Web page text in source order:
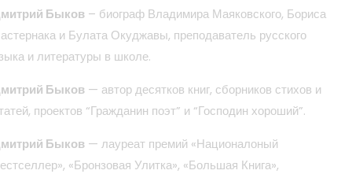
Быков – биограф Владимира Маяковского, Бориса
и Булата Окуджавы, преподаватель русского
и литературы в школе.
Быков — автор десятков книг, сборников стихов и
проектов “Гражданин поэт” и “Господин хороший”.
Быков — лауреат премий «Националоный
«Бронзовая Улитка», «Большая Книга»,